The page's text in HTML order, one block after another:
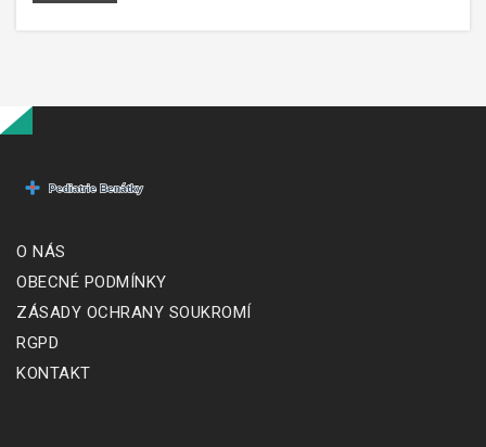
O NÁS
OBECNÉ PODMÍNKY
ZÁSADY OCHRANY SOUKROMÍ
RGPD
KONTAKT